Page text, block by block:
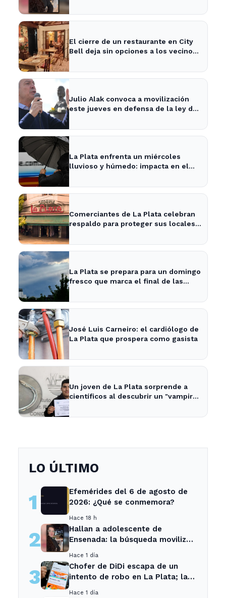
El cierre de un restaurante en City
Bell deja sin opciones a los vecinos
Julio Alak convoca a movilización
este jueves en defensa de la ley de
La Plata enfrenta un miércoles
lluvioso y húmedo: impacta en el
Comerciantes de La Plata celebran
respaldo para proteger sus locales
La Plata se prepara para un domingo
fresco que marca el final de las
José Luis Carneiro: el cardiólogo de
La Plata que prospera como gasista
Un joven de La Plata sorprende a
científicos al descubrir un "vampiro
LO ÚLTIMO
1
Efemérides del 6 de agosto de
2026: ¿Qué se conmemora?
Hace 18 h
2
Hallan a adolescente de
Ensenada: la búsqueda movilizó
Hace 1 día
3
Chofer de DiDi escapa de un
intento de robo en La Plata; la
Hace 1 día